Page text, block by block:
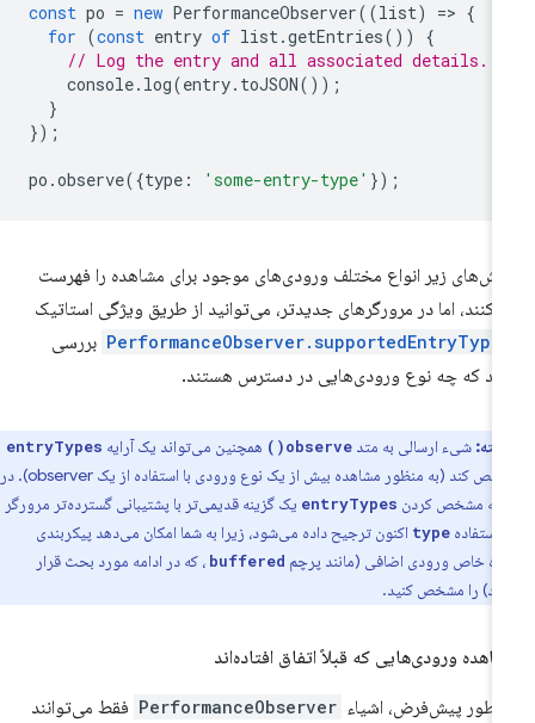
const po = new PerformanceObserver((list) =
for (const entry of list.getEntries ())
// Log the entry and all associated details.
console.log(entry.toJSON ());
po.observe({type : 'some-entry-type'
زیر انواع مختلف ورودی‌های موجود برای مشاهده را فهرست
اما در مرورگرهای جدیدتر، می‌توانید از طریق ویژگی استاتیک
بررسی
که چه نوع ورودی‌هایی در دسترس هستند.
شیء ارسالی به متد observe() همچنین می‌تواند یک آرایهentryTypes
را مشخص کند (به منظور مشاهده بیش از یک نوع ورودی با استفاده از یک observer). در
که مشخص کردنentryTypesیک گزینه قدیمی‌تر با پشتیبانی گسترده‌تر مرورگر
استفادهtypeاکنون ترجیح داده می‌شود، زیرا به شما امکان می‌دهد پیکربندی
خاص ورودی اضافی (مانند پرچمbuffered، که در ادامه مورد بحث قرار
را مشخص کنید.
ورودی‌هایی که قبلاً اتفاق افتاده‌اند
طور پیش‌فرض، اشیاء PerformanceObserver فقط می‌توانند